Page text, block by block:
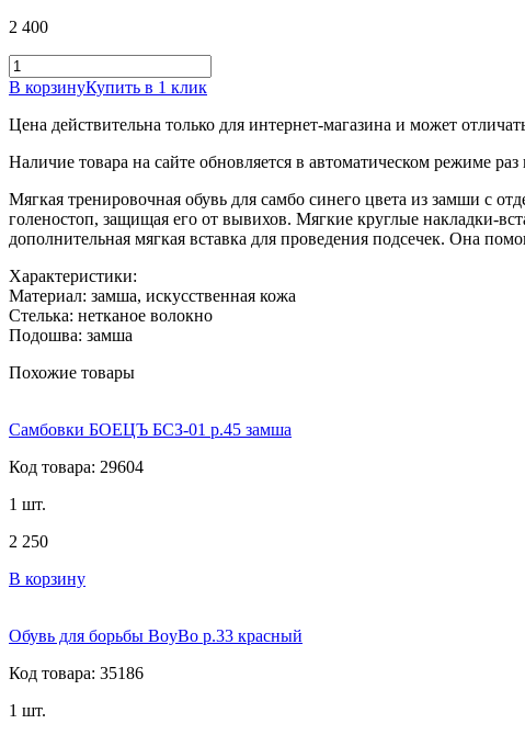
2 400
В корзинуКупить в 1 клик
Цена действительна только для интернет-магазина и может
Наличие товара на сайте обновляется в автоматическом режиме раз
Мягкая тренировочная обувь для самбо синего цвета из замши с
голеностоп, защищая его от вывихов. Мягкие круглые накладки-
дополнительная мягкая вставка для проведения подсечек. Она
Характеристики:
Материал: замша, искусственная кожа
Стелька: нетканое волокно
Подошва: замша
Похожие товары
Самбовки БОЕЦЪ БСЗ-01 р.45 замша
Код товара: 29604
1 шт.
2 250
В корзину
Обувь для борьбы BoyBo р.33 красный
Код товара: 35186
1 шт.